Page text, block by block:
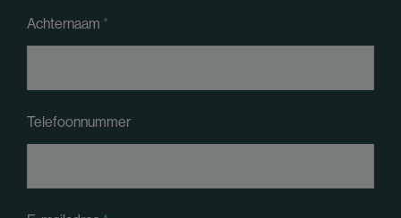
Achternaam
Telefoonnummer